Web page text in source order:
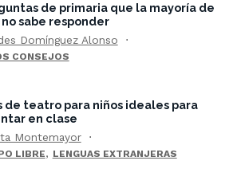
de primaria que la mayoría de
sabe responder
Domínguez Alonso
CONSEJOS
de teatro para niños ideales para
en clase
Montemayor
LIBRE, LENGUAS EXTRANJERAS